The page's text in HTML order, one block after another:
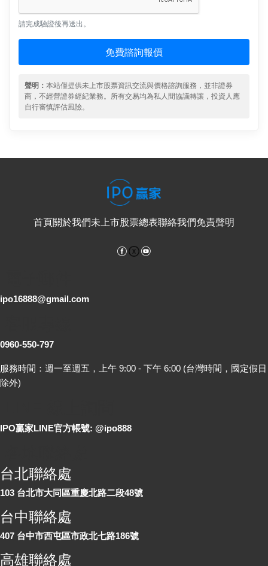
請完成驗證後再送出。
免費諮詢報價
聲明： 本站僅提供未上市股票資訊交流與價格諮詢服務，並非證券
商，不經營證券經紀業務。所有交易均為私人間協議轉讓，投資人應
自行審慎評估風險。
首頁關於我們未上市股票總表聯絡我們免責聲明
Facebook
ipo16888@gmail.com
0960-550-797
服務時間：週一至週五，上午 9:00 - 下午 6:00 (台灣時間，國定假日
除外)
IPO贏家LINE官方帳號: @ipo888
台北聯絡處
103 台北市大同區重慶北路二段48號
台中聯絡處
407 台中市西屯區市政北七路186號
高雄聯絡處